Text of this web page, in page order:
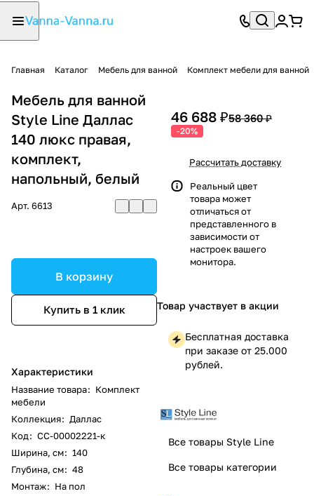
Главная Каталог Мебель для ванной Комплект мебели для ванной
Мебель для ванной
Style Line Даллас
140 люкс правая,
комплект,
напольный, белый
Арт. 6613
В корзину
Купить в 1 клик
Характеристики
Название товара: Комплект
мебели
Коллекция: Даллас
Код: СС-00002221-к
Ширина, см: 140
Глубина, см: 48
Монтаж: На пол
46 688 ₽58 360 ₽
-20%
Рассчитать доставку
Реальный цвет
товара может
отличаться от
представленного в
зависимости от
настроек вашего
монитора.
Товар участвует в акции
Бесплатная доставка
при заказе от 25.000
рублей.
Все товары Style Line
Все товары категории